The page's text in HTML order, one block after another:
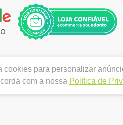
PAULO / SP - CEP 04102-
nº 154.489 | Política de
no site, o valor válido é o do
cookies para personalizar
com a nossa Política de